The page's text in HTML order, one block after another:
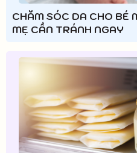
CHĂM SÓC DA CHO BÉ
MẸ CẦN TRÁNH NGAY